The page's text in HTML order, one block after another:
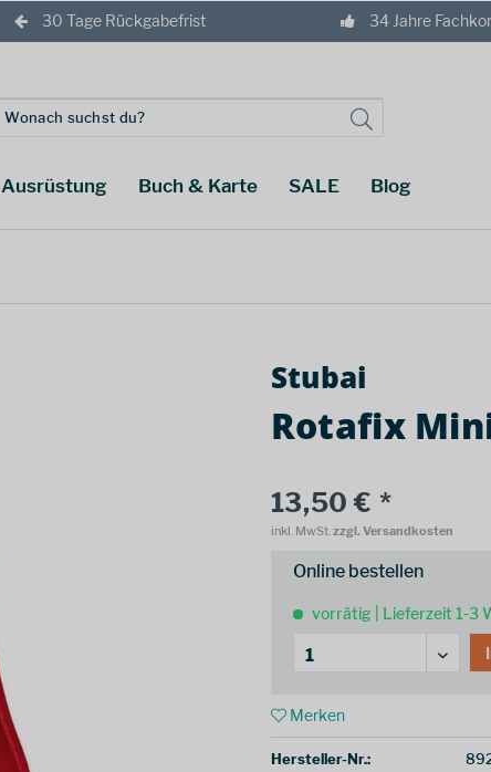
30 Tage Rückgabefrist 34 Jahre
Ausrüstung Buch & Karte SALE Blog
Stubai
Rotafix
13,50 € *
inkl. MwSt.zzgl. Versandkosten
Online bestellen
vorrätig | Lieferzeit 1-3
Merken
Hersteller-Nr.: